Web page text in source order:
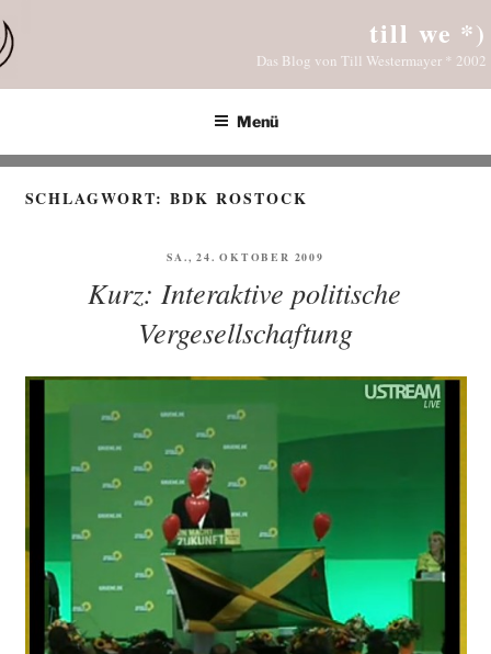
Inhalt
springen
till we *)
Das Blog von Till Westermayer * 2002
Menü
SCHLAGWORT:BDK ROSTOCK
VERÖFFENTLICHT
SA., 24. OKTOBER 2009
Kurz: Interaktive politische
Vergesellschaftung